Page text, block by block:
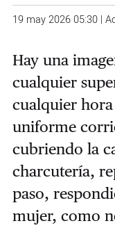
19 may 2026 05:30 |
Hay una
cualquier
cualquier
uniforme
cubriendo la
charcutería,
paso,
mujer, como